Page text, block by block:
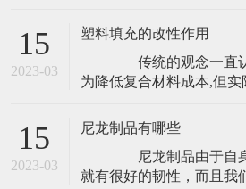
处都能看到它的身影，在
个行业的发展前景还是很
面上也有很多质量不免出
品。那么，我们在购买时
15
2023-03
塑料填充的改性作用
传统的观念一直认
为降低复合材料成本,但
发展,如之前介绍的无机粉
无机粉体的表面处理技术
日趋成熟,填料能达到的
多。 塑料的填充改性是指在树脂中加入低
15
2023-03
尼龙制品有哪些
尼龙制品由于自身
就有很好的韧性，而且我